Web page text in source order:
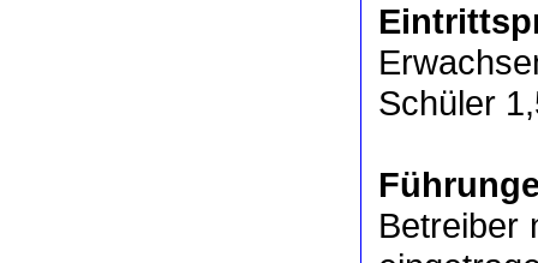
Schüler
Betreiber